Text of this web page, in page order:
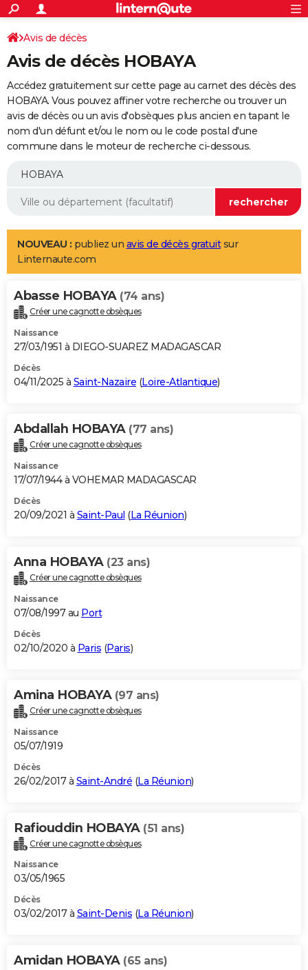
ACTUALITÉS
Politique
Société
Faits Divers
Education
Monde
Villes
+
SPORT
Coupe du monde 2026
Football
Tennis
Cyclisme
Rugby
Forum
Programme TV
TNT
Streaming
Cinéma
Sorties cinéma
Musique
+
FINANCE
Retraite
Epargne
Immobilier
Risques naturels par ville
Banque
Assurance
AUTO
Essais
Réserver un essai
Citadines
Berlines
SUV
Forum auto
+
Mobiles
Meilleur smartphone
Internet
Ordinateurs
Jeux vidéo
Guide high-tech
Aménagement intérieur
LIFESTYLE
Art de vivre
Bien-être
Loisirs
Mode
Modes de vie
Alimentation
Guide de la santé
Maladies
Médicaments
Sommeil
VOYAGE
Destinations
City break
Voyage nature
Voyage de noces
Forum
Climat
+PHOTO
GUIDES D'ACHAT
BONS PLANS
Carte de Noël
Carte Bonne année
Carte Saint-Valentin
Carte Pâques
Carte d'anniversaire
DICTIONNAIRE
Dictionnaire
Biographies
Citations
Expressions
Proverbes
PROGRAMME TV
S'inscrire
Se connecter
Lycées
Collèges
Primaires
Universités
Entreprises
Service militaire
Avis de recherche
AVIS DE DÉCÈS
Bricolage
Lifestyle
Culture
Sport
Auto
Television
Voyage
Cinema
Avis de décès
Avis de décès HOBAYA
Accédez gratuitement sur cette page au carnet des décès des
HOBAYA. Vous pouvez affiner votre recherche ou trouver un
avis de décès ou un avis d'obsèques plus ancien en tapant le
nom d'un défunt et/ou le nom ou le code postal d'une
commune dans le moteur de recherche ci-dessous.
NOUVEAU : publiez un avis de décès gratuitsur
Linternaute.com
Abasse HOBAYA (74 ans)
Créer une cagnotte obsèques
Naissance
27/03/1951 à DIEGO-SUAREZ MADAGASCAR
Décès
04/11/2025 à Saint-Nazaire (Loire-Atlantique)
Abdallah HOBAYA (77 ans)
Créer une cagnotte obsèques
Naissance
17/07/1944 à VOHEMAR MADAGASCAR
Décès
20/09/2021 à Saint-Paul (La Réunion)
Anna HOBAYA (23 ans)
Créer une cagnotte obsèques
Naissance
07/08/1997 au Port
Décès
02/10/2020 à Paris (Paris)
Amina HOBAYA (97 ans)
Créer une cagnotte obsèques
Naissance
05/07/1919
Décès
26/02/2017 à Saint-André (La Réunion)
Rafiouddin HOBAYA (51 ans)
Créer une cagnotte obsèques
Naissance
03/05/1965
Décès
03/02/2017 à Saint-Denis (La Réunion)
Amidan HOBAYA (65 ans)